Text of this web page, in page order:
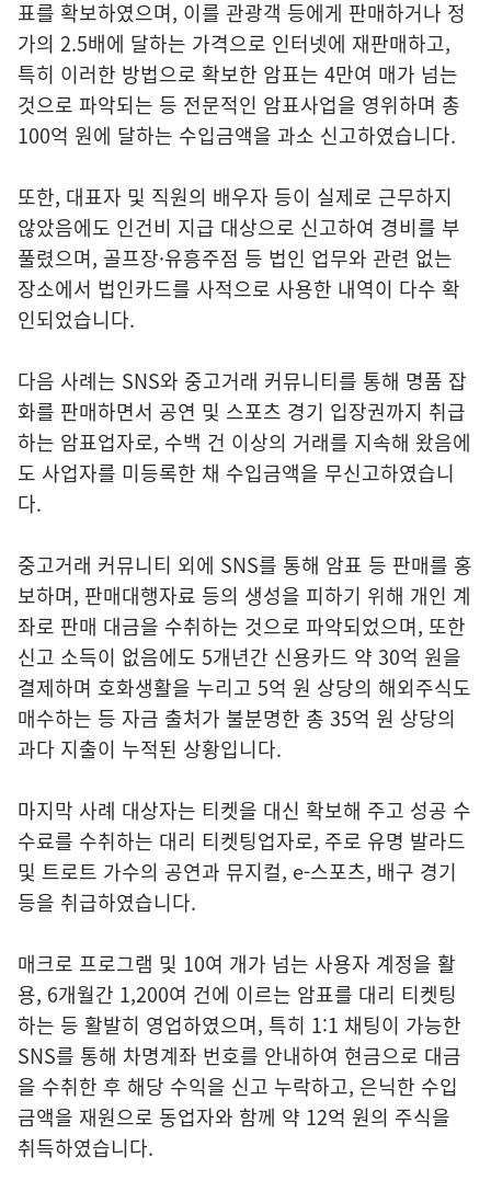
표를 확보하였으며, 이를 관광객 등에게 판매하거나 정
가의 2.5배에 달하는 가격으로 인터넷에 재판매하고,
특히 이러한 방법으로 확보한 암표는 4만여 매가 넘는
것으로 파악되는 등 전문적인 암표사업을 영위하며 총
100억 원에 달하는 수입금액을 과소 신고하였습니다.
또한, 대표자 및 직원의 배우자 등이 실제로 근무하지
않았음에도 인건비 지급 대상으로 신고하여 경비를 부
풀렸으며, 골프장·유흥주점 등 법인 업무와 관련 없는
장소에서 법인카드를 사적으로 사용한 내역이 다수 확
인되었습니다.
다음 사례는 SNS와 중고거래 커뮤니티를 통해 명품 잡
화를 판매하면서 공연 및 스포츠 경기 입장권까지 취급
하는 암표업자로, 수백 건 이상의 거래를 지속해 왔음에
도 사업자를 미등록한 채 수입금액을 무신고하였습니
다.
중고거래 커뮤니티 외에 SNS를 통해 암표 등 판매를 홍
보하며, 판매대행자료 등의 생성을 피하기 위해 개인 계
좌로 판매 대금을 수취하는 것으로 파악되었으며, 또한
신고 소득이 없음에도 5개년간 신용카드 약 30억 원을
결제하며 호화생활을 누리고 5억 원 상당의 해외주식도
매수하는 등 자금 출처가 불분명한 총 35억 원 상당의
과다 지출이 누적된 상황입니다.
마지막 사례 대상자는 티켓을 대신 확보해 주고 성공 수
수료를 수취하는 대리 티켓팅업자로, 주로 유명 발라드
및 트로트 가수의 공연과 뮤지컬, e-스포츠, 배구 경기
등을 취급하였습니다.
매크로 프로그램 및 10여 개가 넘는 사용자 계정을 활
용, 6개월간 1,200여 건에 이르는 암표를 대리 티켓팅
하는 등 활발히 영업하였으며, 특히 1:1 채팅이 가능한
SNS를 통해 차명계좌 번호를 안내하여 현금으로 대금
을 수취한 후 해당 수익을 신고 누락하고, 은닉한 수입
금액을 재원으로 동업자와 함께 약 12억 원의 주식을
취득하였습니다.